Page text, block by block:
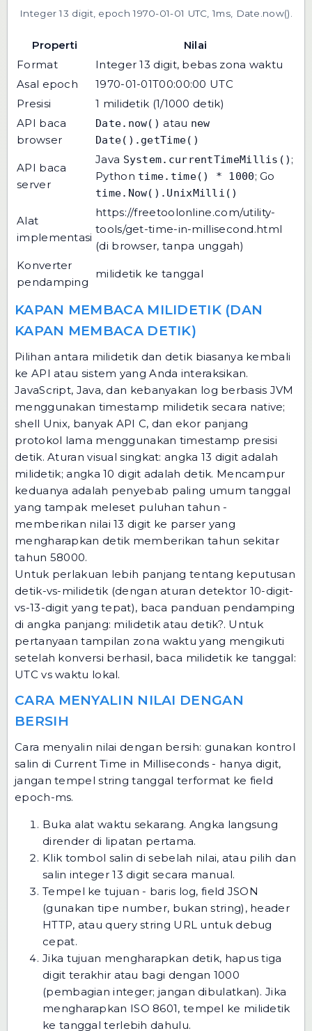
Integer 13 digit, epoch 1970-01-01 UTC, 1ms, Date.now().
Properti
Nilai
Format
Integer 13 digit, bebas zona waktu
Asal epoch
1970-01-01T00:00:00 UTC
Presisi
1 milidetik (1/1000 detik)
API baca
browser
Date.now() atau new
Date().getTime()
API baca
server
Java System.currentTimeMillis() ;
Python time.time() * 1000; Go
time.Now().UnixMilli()
Alat
implementasi
https://freetoolonline.com/utility-
tools/get-time-in-millisecond.html
(di browser, tanpa unggah)
Konverter
pendamping
milidetik ke tanggal
KAPAN MEMBACA MILIDETIK (DAN
KAPAN MEMBACA DETIK)
Pilihan antara milidetik dan detik biasanya kembali
ke API atau sistem yang Anda interaksikan.
JavaScript, Java, dan kebanyakan log berbasis JVM
menggunakan timestamp milidetik secara native;
shell Unix, banyak API C, dan ekor panjang
protokol lama menggunakan timestamp presisi
detik. Aturan visual singkat: angka 13 digit adalah
milidetik; angka 10 digit adalah detik. Mencampur
keduanya adalah penyebab paling umum tanggal
yang tampak meleset puluhan tahun -
memberikan nilai 13 digit ke parser yang
mengharapkan detik memberikan tahun sekitar
tahun 58000.
Untuk perlakuan lebih panjang tentang keputusan
detik-vs-milidetik (dengan aturan detektor 10-digit-
vs-13-digit yang tepat), baca panduan pendamping
di angka panjang: milidetik atau detik?. Untuk
pertanyaan tampilan zona waktu yang mengikuti
setelah konversi berhasil, baca milidetik ke tanggal:
UTC vs waktu lokal.
CARA MENYALIN NILAI DENGAN
BERSIH
Cara menyalin nilai dengan bersih: gunakan kontrol
salin di Current Time in Milliseconds - hanya digit,
jangan tempel string tanggal terformat ke field
epoch-ms.
Buka alat waktu sekarang. Angka langsung
dirender di lipatan pertama.
Klik tombol salin di sebelah nilai, atau pilih dan
salin integer 13 digit secara manual.
Tempel ke tujuan - baris log, field JSON
(gunakan tipe number, bukan string), header
HTTP, atau query string URL untuk debug
cepat.
Jika tujuan mengharapkan detik, hapus tiga
digit terakhir atau bagi dengan 1000
(pembagian integer; jangan dibulatkan). Jika
mengharapkan ISO 8601, tempel ke milidetik
ke tanggal terlebih dahulu.